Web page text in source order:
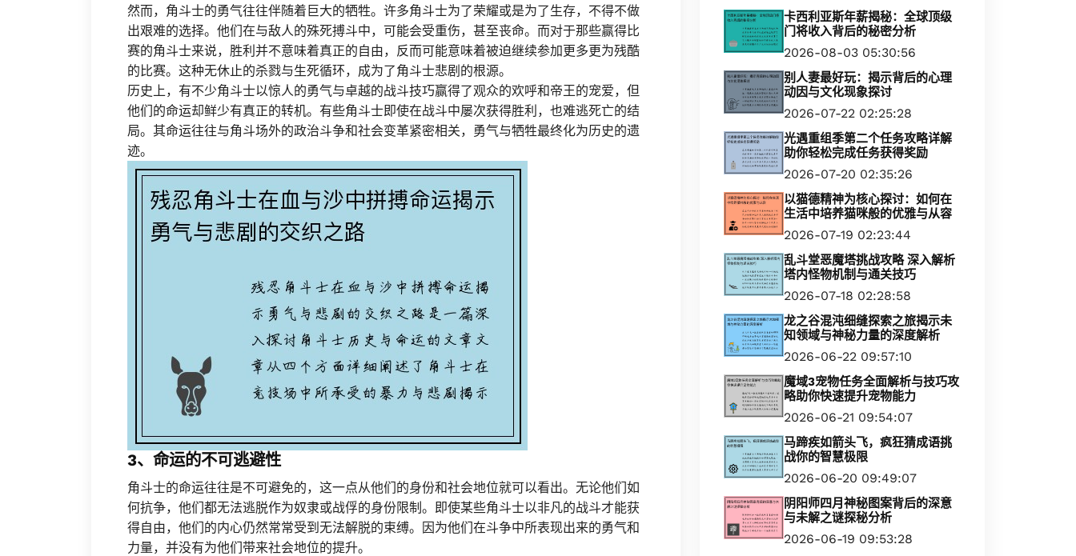
然而，角斗士的勇气往往伴随着巨大的牺牲。许多角斗士为了荣耀或是为了生存，不得不做
出艰难的选择。他们在与敌人的殊死搏斗中，可能会受重伤，甚至丧命。而对于那些赢得比
赛的角斗士来说，胜利并不意味着真正的自由，反而可能意味着被迫继续参加更多更为残酷
的比赛。这种无休止的杀戮与生死循环，成为了角斗士悲剧的根源。
历史上，有不少角斗士以惊人的勇气与卓越的战斗技巧赢得了观众的欢呼和帝王的宠爱，但
他们的命运却鲜少有真正的转机。有些角斗士即使在战斗中屡次获得胜利，也难逃死亡的结
局。其命运往往与角斗场外的政治斗争和社会变革紧密相关，勇气与牺牲最终化为历史的遗
迹。
3、命运的不可逃避性
角斗士的命运往往是不可避免的，这一点从他们的身份和社会地位就可以看出。无论他们如
何抗争，他们都无法逃脱作为奴隶或战俘的身份限制。即使某些角斗士以非凡的战斗才能获
得自由，他们的内心仍然常常受到无法解脱的束缚。因为他们在斗争中所表现出来的勇气和
力量，并没有为他们带来社会地位的提升。
卡西利亚斯年薪揭秘：全球顶级
门将收入背后的秘密分析
2026-08-03 05:30:56
别人妻最好玩：揭示背后的心理
动因与文化现象探讨
2026-07-22 02:25:28
光遇重组季第二个任务攻略详解
助你轻松完成任务获得奖励
2026-07-20 02:35:26
以猫德精神为核心探讨：如何在
生活中培养猫咪般的优雅与从容
2026-07-19 02:23:44
乱斗堂恶魔塔挑战攻略 深入解析
塔内怪物机制与通关技巧
2026-07-18 02:28:58
龙之谷混沌细缝探索之旅揭示未
知领域与神秘力量的深度解析
2026-06-22 09:57:10
魔域3宠物任务全面解析与技巧攻
略助你快速提升宠物能力
2026-06-21 09:54:07
马蹄疾如箭头飞，疯狂猜成语挑
战你的智慧极限
2026-06-20 09:49:07
阴阳师四月神秘图案背后的深意
与未解之谜探秘分析
2026-06-19 09:53:28